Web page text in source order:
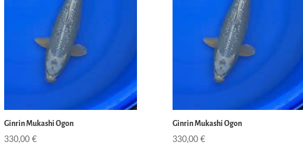
Ginrin Mukashi Ogon
330,00 €
Ginrin Mukashi Ogon
330,00 €